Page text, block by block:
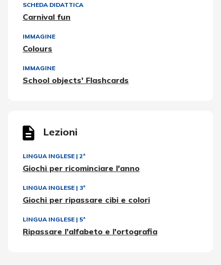
SCHEDA DIDATTICA
Carnival fun
IMMAGINE
Colours
IMMAGINE
School objects' Flashcards
Lezioni
LINGUA INGLESE | 2ª
Giochi per ricominciare l'anno
LINGUA INGLESE | 3ª
Giochi per ripassare cibi e colori
LINGUA INGLESE | 5ª
Ripassare l'alfabeto e l'ortografia